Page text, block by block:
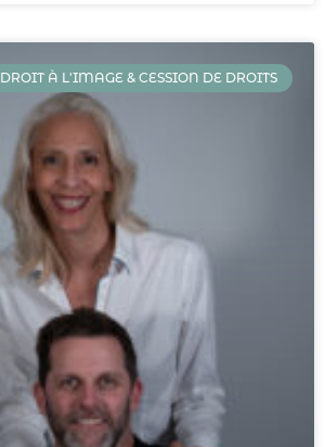
DROIT À L'IMAGE & CESSION DE DROITS